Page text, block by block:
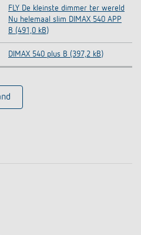
FLY De kleinste dimmer ter wereld
Nu helemaal slim DIMAX 540 APP
B (491,0 kB)
DIMAX 540 plus B (397,2 kB)